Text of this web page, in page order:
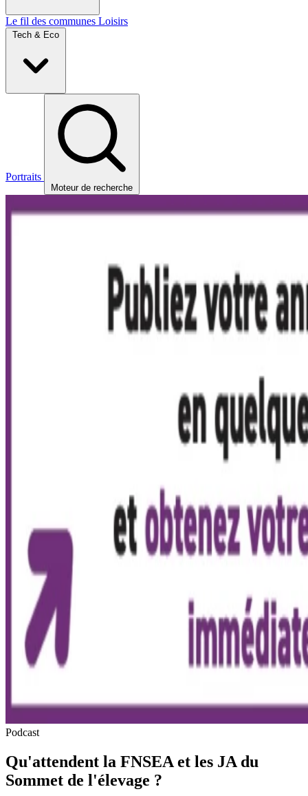
Le fil des communes Loisirs
Tech & Eco
Portraits
Moteur de recherche
Podcast
Qu'attendent la FNSEA et les JA du
Sommet de l'élevage ?